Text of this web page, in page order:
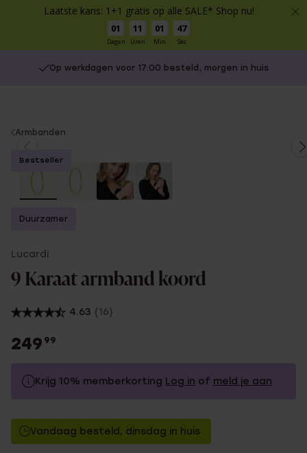
Laatste kans: 1+1 gratis op alle SALE* Shop nu!
01
Dagen
11
Uren
01
Min
47
Sec
Op werkdagen voor 17:00 besteld, morgen in huis
You
here:
Armbanden
Bestseller
Duurzamer
Lucardi
9 Karaat armband koord
4.63 (16)
249 99
Krijg 10% memberkorting Log in of meld je aan
Zonder memberkorting
Met memberkorting
Vandaag besteld, dinsdag in huis